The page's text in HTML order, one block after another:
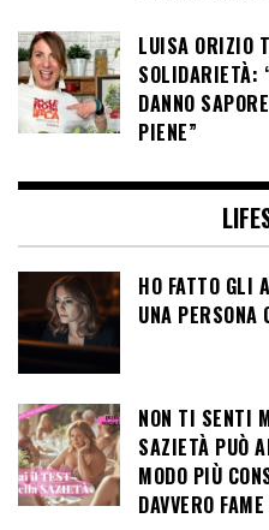
LUISA ORIZIO
SOLIDARIETÀ:
DANNO
PIENE”
HO FATTO GLI
UNA PERSONA
NON TI SENTI
SAZIETÀ PUÒ
MODO PIÙ
DAVVERO